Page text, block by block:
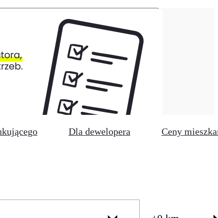
Dla dewelopera Ceny